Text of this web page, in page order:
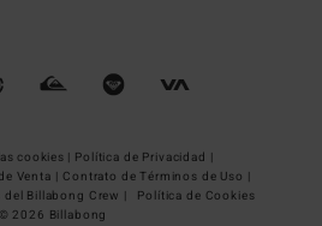
cookies | Política de Privacidad |
Venta | Contrato de Términos de Uso |
Billabong Crew |
Política de Cookies
© 2026 Billabong